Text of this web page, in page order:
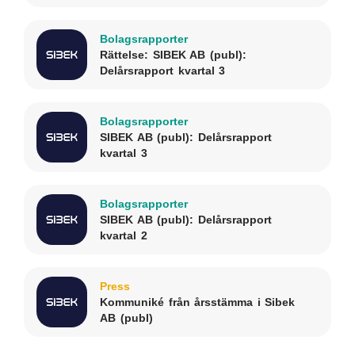
Bolagsrapporter
Rättelse: SIBEK AB (publ):
Delårsrapport kvartal 3
Bolagsrapporter
SIBEK AB (publ): Delårsrapport
kvartal 3
Bolagsrapporter
SIBEK AB (publ): Delårsrapport
kvartal 2
Press
Kommuniké från årsstämma i Sibek
AB (publ)